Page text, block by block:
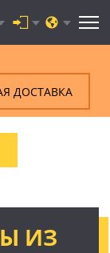
ДОСТАВКА
ИЗ